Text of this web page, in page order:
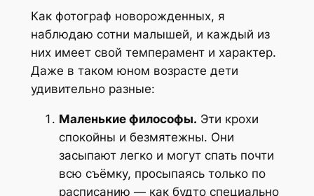
Как фотограф новорожденных, я
наблюдаю сотни малышей, и каждый из
них имеет свой темперамент и характер.
Даже в таком юном возрасте дети
удивительно разные:
Маленькие философы. Эти крохи
спокойны и безмятежны. Они
засыпают легко и могут спать почти
всю съёмку, просыпаясь только по
расписанию — как будто специально